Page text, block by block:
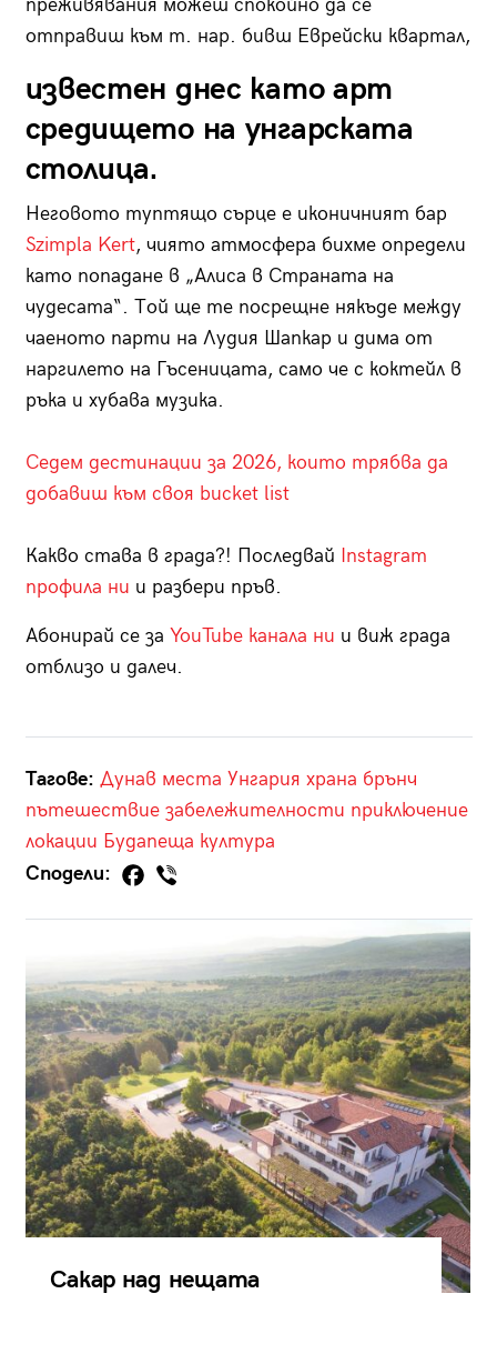
преживявания можеш спокойно да се
отправиш към т. нар. бивш Еврейски квартал,
известен днес като арт
средището на унгарската
столица.
Неговото туптящо сърце е иконичният бар
Szimpla Kert, чиято атмосфера бихме определи
като попадане в „Алиса в Страната на
чудесата“. Той ще те посрещне някъде между
чаеното парти на Лудия Шапкар и дима от
наргилето на Гъсеницата, само че с коктейл в
ръка и хубава музика.
Седем дестинации за 2026, които трябва да
добавиш към своя bucket list
Какво става в града?! Последвай Instagram
профила ни и разбери пръв.
Абонирай се за YouTube канала ни и виж града
отблизо и далеч.
Тагове: Дунав места Унгария храна брънч
пътешествие забележителности приключение
локации Будапеща култура
Сподели:
Сакар над нещата